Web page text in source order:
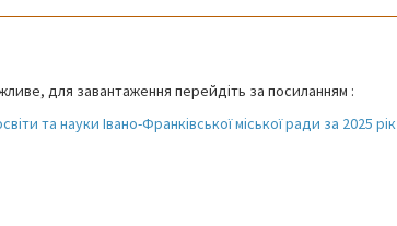
для завантаження перейдіть за посиланням :
та науки Івано-Франківської міської ради за 2025 рік